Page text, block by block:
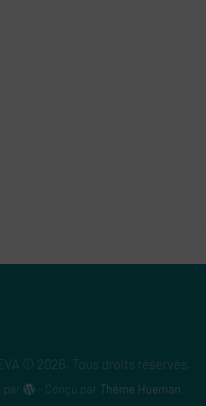
© 2026. Tous droits réservés.
par - Conçu par Thème Hueman